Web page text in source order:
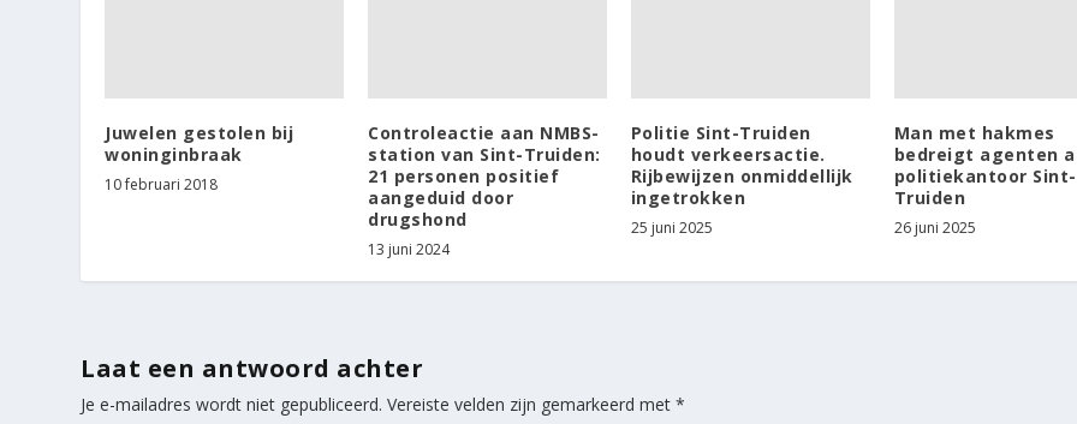
Juwelen gestolen bij
woninginbraak
10 februari 2018
Controleactie aan NMBS-
station van Sint-Truiden:
21 personen positief
aangeduid door
drugshond
13 juni 2024
Politie Sint-Truiden
houdt verkeersactie.
Rijbewijzen onmiddellijk
ingetrokken
25 juni 2025
Man met hakmes
bedreigt agenten
politiekantoor Sint-
Truiden
26 juni 2025
Laat een antwoord achter
Je e-mailadres wordt niet gepubliceerd. Vereiste velden zijn gemarkeerd met*